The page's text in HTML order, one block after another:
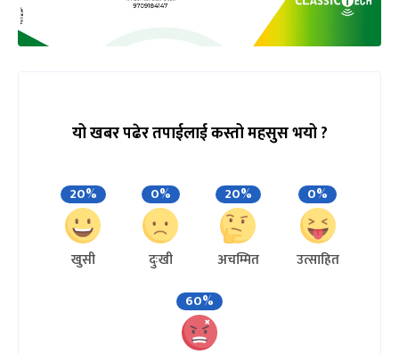
यो खबर पढेर तपाईलाई कस्तो महसुस भयो ?
20%
खुसी
0%
दुःखी
20%
अचम्मित
0%
उत्साहित
60%